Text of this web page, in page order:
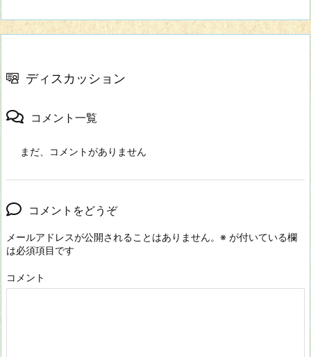
ディスカッション
コメント一覧
まだ、コメントがありません
コメントをどうぞ
メールアドレスが公開されることはありません。 ※ が付いている欄
は必須項目です
コメント